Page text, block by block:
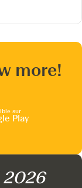
more!
sur
Play
2026